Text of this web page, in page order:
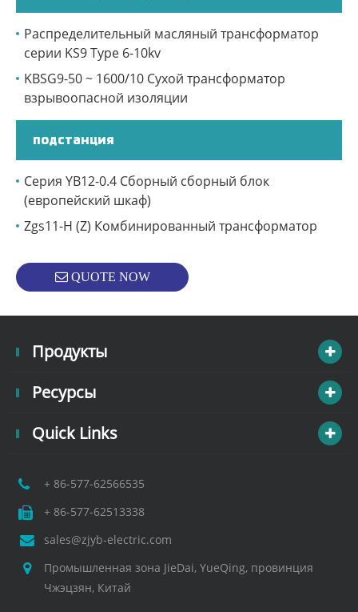
Распределительный масляный трансформатор
серии KS9 Type 6-10kv
KBSG9-50 ~ 1600/10 Сухой трансформатор
взрывоопасной изоляции
подстанция
Серия YB12-0.4 Сборный сборный блок
(европейский шкаф)
Zgs11-H (Z) Комбинированный трансформатор
QUOTE NOW
Продукты
Ресурсы
Quick Links
+ 86-577-62566535
+ 86-577-62513338
sales@zjyb-electric.com
Промышленная зона JieDai, YueQing, провинция
Чжэцзян, Китай